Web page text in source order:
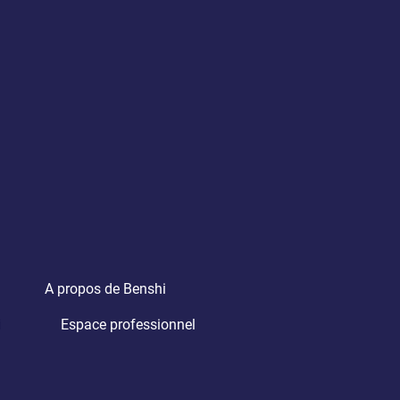
A propos de Benshi
Espace professionnel